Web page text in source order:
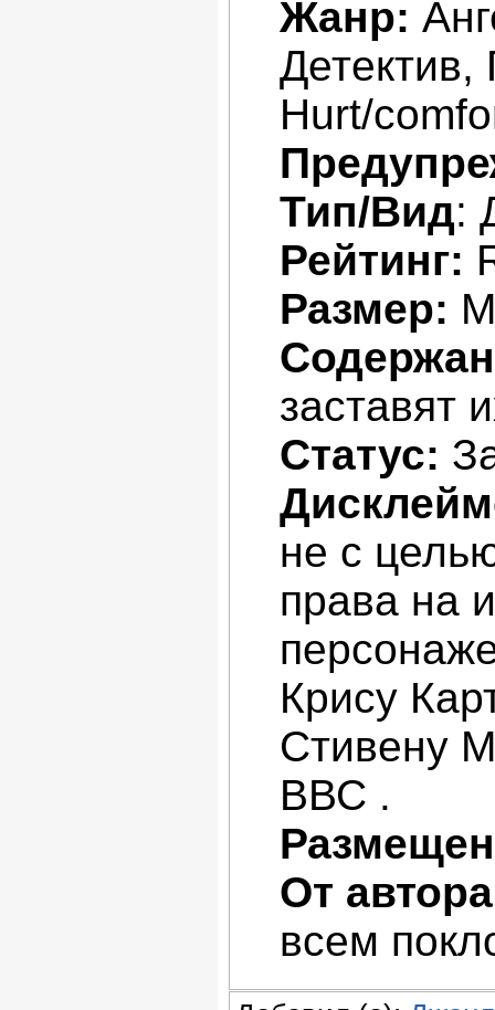
Жанр:
Hurt/
Тип/Вид:
Рейтинг:
Размер:
заставят
Статус:
не с
права на
Крису
Стивену
ВВС .
От автора
всем